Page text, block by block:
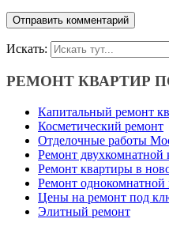
Искать:
РЕМОНТ КВАРТИР
Капитальный ремонт
Косметический ремонт
Отделочные работы
Ремонт двухкомнатной
Ремонт квартиры в
Ремонт однокомнатной
Цены на ремонт под
Элитный ремонт